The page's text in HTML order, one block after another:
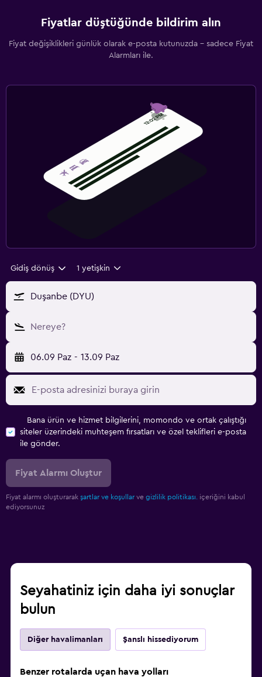
Fiyatlar düştüğünde bildirim alın
Fiyat değişiklikleri günlük olarak e-posta kutunuzda - sadece Fiyat
Alarmları ile.
Gidiş dönüş 1 yetişkin
Duşanbe (DYU)
Nereye?
06.09 Paz - 13.09 Paz
Bana ürün ve hizmet bilgilerini, momondo ve ortak çalıştığı
siteler üzerindeki muhteşem fırsatları ve özel teklifleri e-posta
ile gönder.
Fiyat Alarmı Oluştur
Fiyat alarmı oluşturarak şartlar ve koşullar ve gizlilik politikası.
içeriğini kabul
ediyorsunuz
Seyahatiniz için daha iyi sonuçlar
bulun
Diğer havalimanları Şanslı hissediyorum
Benzer rotalarda uçan hava yolları